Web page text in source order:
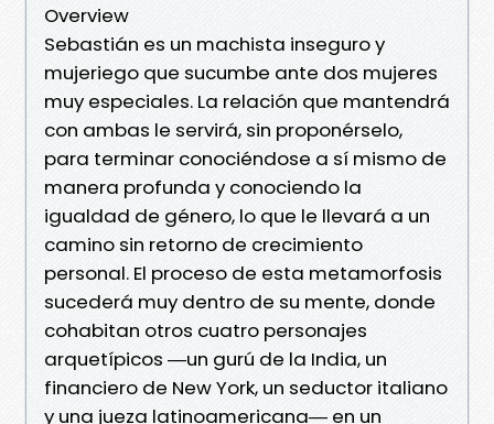
Overview
Sebastián es un machista inseguro y
mujeriego que sucumbe ante dos mujeres
muy especiales. La relación que mantendrá
con ambas le servirá, sin proponérselo,
para terminar conociéndose a sí mismo de
manera profunda y conociendo la
igualdad de género, lo que le llevará a un
camino sin retorno de crecimiento
personal. El proceso de esta metamorfosis
sucederá muy dentro de su mente, donde
cohabitan otros cuatro personajes
arquetípicos ―un gurú de la India, un
financiero de New York, un seductor italiano
y una jueza latinoamericana― en un